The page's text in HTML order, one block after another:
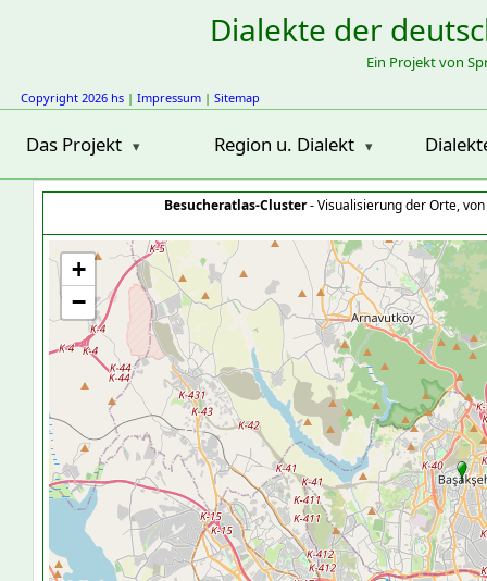
Dialekte der
Ein Projekt von
Copyright 2026 hs | Impressum | Sitemap
Das Projekt Region u. Dialekt
Besucheratlas-Cluster- Visualisierung der Orte,
+
−